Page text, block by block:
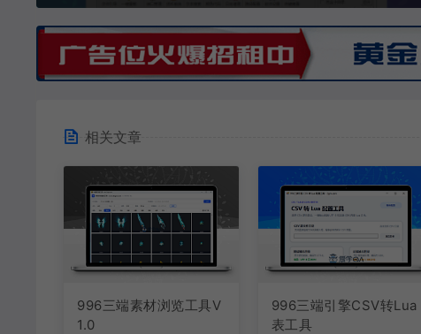
相关文章
996三端素材浏览工具V
1.0
996三端引擎CSV转Lua
表工具